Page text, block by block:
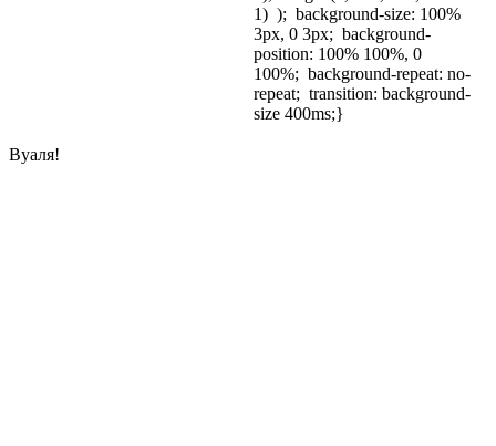
1) ); background-size: 100%
3px, 0 3px; background-
position: 100% 100%, 0
100%; background-repeat: no-
repeat; transition: background-
size 400ms;}
Вуаля!